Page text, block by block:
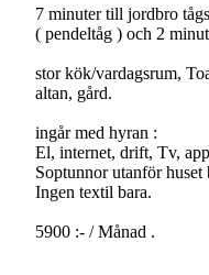
7 minuter till jordbro
( pendeltåg ) och 2
stor kök/vardagsrum,
altan, gård.
ingår med hyran :
El, internet, drift, Tv,
Soptunnor utanför huset
Ingen textil bara.
5900 :- / Månad .